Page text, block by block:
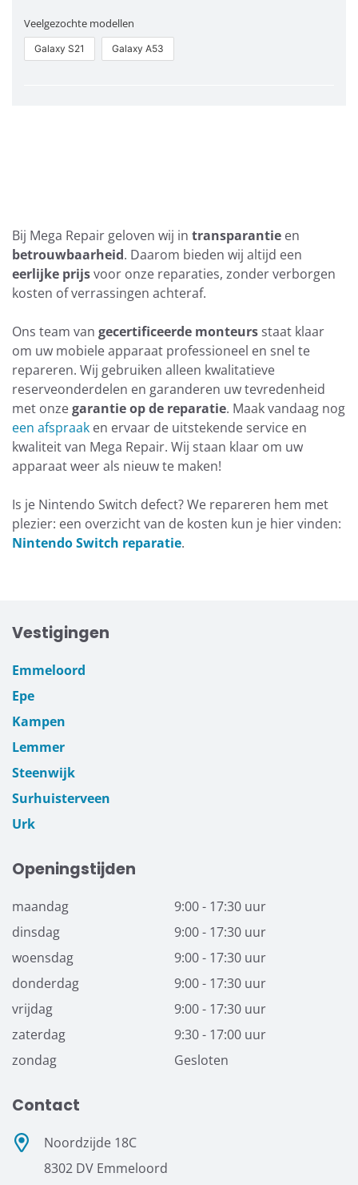
Veelgezochte modellen
Galaxy S21 Galaxy A53
Bij Mega Repair geloven wij in transparantie en
betrouwbaarheid. Daarom bieden wij altijd een
eerlijke prijsvoor onze reparaties, zonder verborgen
kosten of verrassingen achteraf.
Ons team van gecertificeerde monteurs staat klaar
om uw mobiele apparaat professioneel en snel te
repareren. Wij gebruiken alleen kwalitatieve
reserveonderdelen en garanderen uw tevredenheid
met onzegarantie op de reparatie. Maak vandaag nog
een afspraak en ervaar de uitstekende service en
kwaliteit van Mega Repair. Wij staan klaar om uw
apparaat weer als nieuw te maken!
Is je Nintendo Switch defect? We repareren hem met
plezier: een overzicht van de kosten kun je hier vinden:
Nintendo Switch reparatie.
Vestigingen
Emmeloord
Epe
Kampen
Lemmer
Steenwijk
Surhuisterveen
Urk
Openingstijden
maandag
9:00 - 17:30 uur
dinsdag
9:00 - 17:30 uur
woensdag
9:00 - 17:30 uur
donderdag
9:00 - 17:30 uur
vrijdag
9:00 - 17:30 uur
zaterdag
9:30 - 17:00 uur
zondag
Gesloten
Contact
Noordzijde 18C
8302 DV Emmeloord